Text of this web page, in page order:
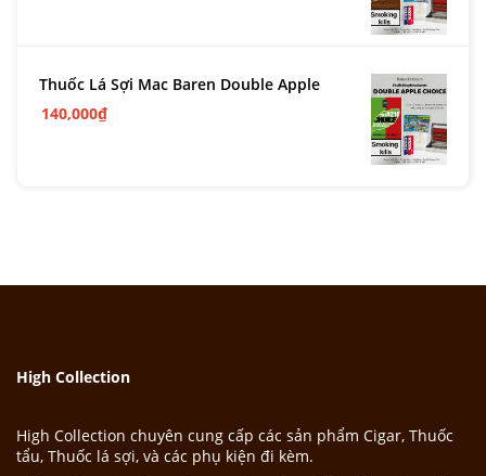
Thuốc Lá Sợi Mac Baren Double Apple
140,000₫
High Collection
High Collection chuyên cung cấp các sản phẩm Cigar, Thuốc
tẩu, Thuốc lá sợi, và các phụ kiện đi kèm.